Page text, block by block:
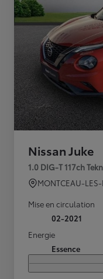
Nissan Juke
1.0 DIG-T 117ch
MONTCEAU-
Mise en circulation
02-2021
Energie
Essence